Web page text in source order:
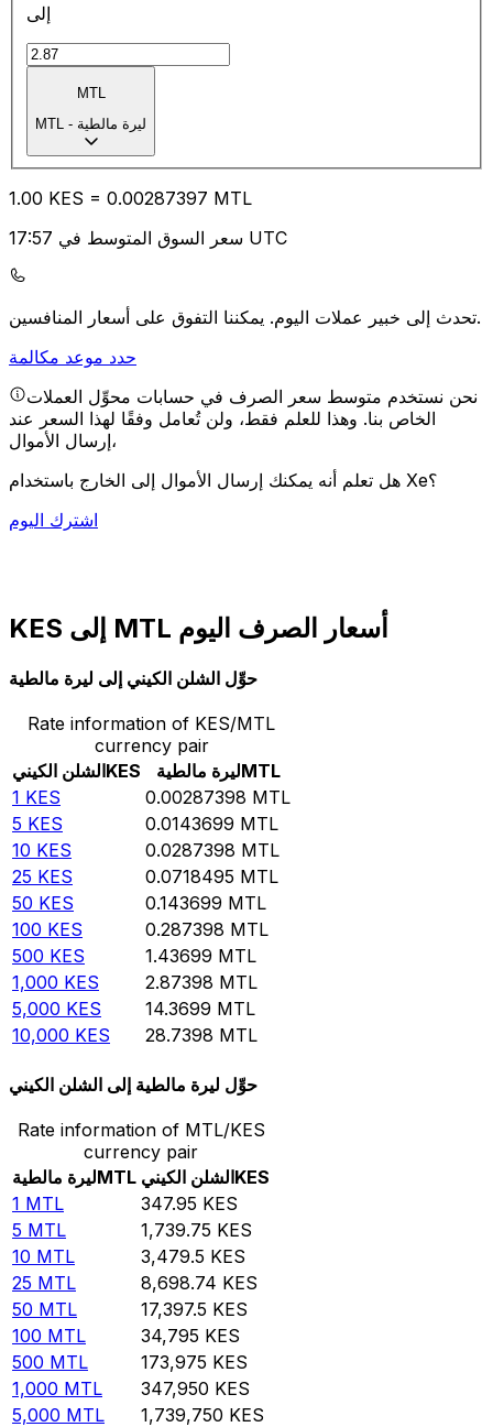
إلى
MTL
MTL - ليرة مالطية
1.00 KES = 0.00287397 MTL
سعر السوق المتوسط في 17:57 UTC
تحدث إلى خبير عملات اليوم.يمكننا التفوق على أسعار المنافسين.
حدد موعد مكالمة
نحن نستخدم متوسط سعر الصرف في حسابات محوِّل العملات
الخاص بنا. وهذا للعلم فقط، ولن تُعامل وفقًا لهذا السعر عند
إرسال الأموال،
هل تعلم أنه يمكنك إرسال الأموال إلى الخارج باستخدام Xe؟
اشترك اليوم
KES إلى MTL أسعار الصرف اليوم
حوِّل الشلن الكيني إلى ليرة مالطية
Rate information of KES/MTL
currency pair
الشلن الكينيKES ليرة مالطيةMTL
1 KES 0.00287398 MTL
5 KES 0.0143699 MTL
10 KES 0.0287398 MTL
25 KES 0.0718495 MTL
50 KES 0.143699 MTL
100 KES 0.287398 MTL
500 KES 1.43699 MTL
1,000 KES 2.87398 MTL
5,000 KES 14.3699 MTL
10,000 KES 28.7398 MTL
حوِّل ليرة مالطية إلى الشلن الكيني
Rate information of MTL/KES
currency pair
ليرة مالطيةMTL الشلن الكينيKES
1 MTL 347.95 KES
5 MTL 1,739.75 KES
10 MTL 3,479.5 KES
25 MTL 8,698.74 KES
50 MTL 17,397.5 KES
100 MTL 34,795 KES
500 MTL 173,975 KES
1,000 MTL 347,950 KES
5,000 MTL 1,739,750 KES